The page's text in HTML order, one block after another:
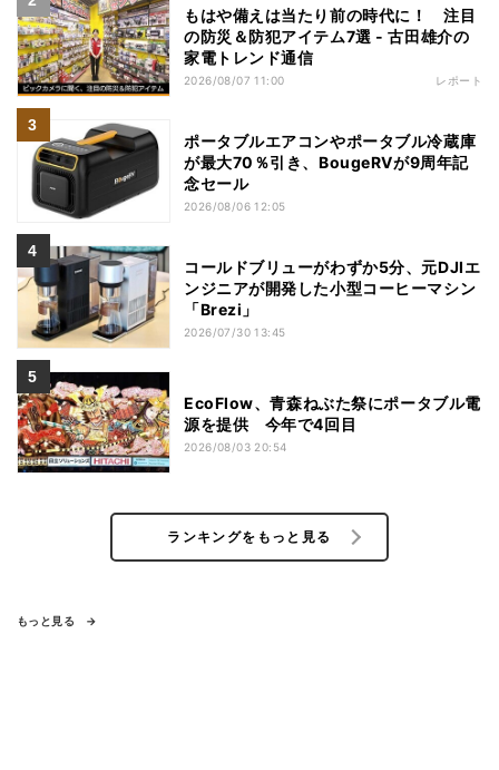
もはや備えは当たり前の時代に！ 注目
の防災＆防犯アイテム7選 - 古田雄介の
家電トレンド通信
2026/08/07 11:00 レポート
ポータブルエアコンやポータブル冷蔵庫
が最大70％引き、BougeRVが9周年記
念セール
2026/08/06 12:05
コールドブリューがわずか5分、元DJIエ
ンジニアが開発した小型コーヒーマシン
「Brezi」
2026/07/30 13:45
EcoFlow、青森ねぶた祭にポータブル電
源を提供 今年で4回目
2026/08/03 20:54
ランキングをもっと見る
もっと見る